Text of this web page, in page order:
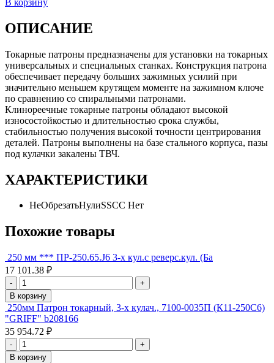
ОПИСАНИЕ
Токарные патроны предназначены для установки на токарных
универсальных и специальных станках. Конструкция патрона
обеспечивает передачу больших зажимных усилий при
значительно меньшем крутящем моменте на зажимном ключе
по сравнению со спиральными патронами.
Клинореечные токарные патроны обладают высокой
износостойкостью и длительностью срока службы,
стабильностью получения высокой точности центрирования
деталей. Патроны выполнены на базе стального корпуса, пазы
под кулачки закалены ТВЧ.
ХАРАКТЕРИСТИКИ
НеОбрезатьНулиSSCC Нет
Похожие товары
250 мм *** ПР-250.65.J6 3-х кул.с реверс.кул. (Ба
17 101.38 ₽
-
+
В корзину
250мм Патрон токарный, 3-х кулач., 7100-0035П (К11-250С6)
"GRIFF" b208166
35 954.72 ₽
-
+
В корзину